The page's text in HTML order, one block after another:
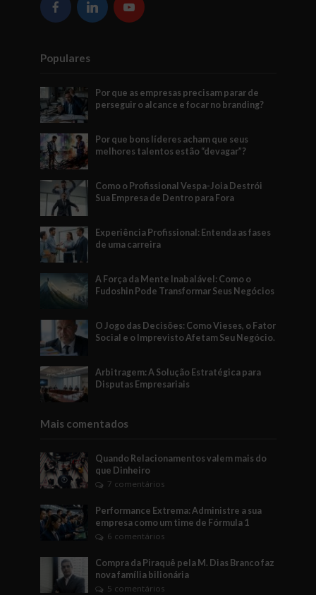
Populares
Por que as empresas precisam parar de
perseguir o alcance e focar no branding?
Por que bons líderes acham que seus
melhores talentos estão “devagar”?
Como o Profissional Vespa-Joia Destrói
Sua Empresa de Dentro para Fora
Experiência Profissional: Entenda as fases
de uma carreira
A Força da Mente Inabalável: Como o
Fudoshin Pode Transformar Seus Negócios
O Jogo das Decisões: Como Vieses, o Fator
Social e o Imprevisto Afetam Seu Negócio.
Arbitragem: A Solução Estratégica para
Disputas Empresariais
Mais comentados
Quando Relacionamentos valem mais do
que Dinheiro
7 comentários
Performance Extrema: Administre a sua
empresa como um time de Fórmula 1
6 comentários
Compra da Piraquê pela M. Dias Branco faz
nova família bilionária
5 comentários